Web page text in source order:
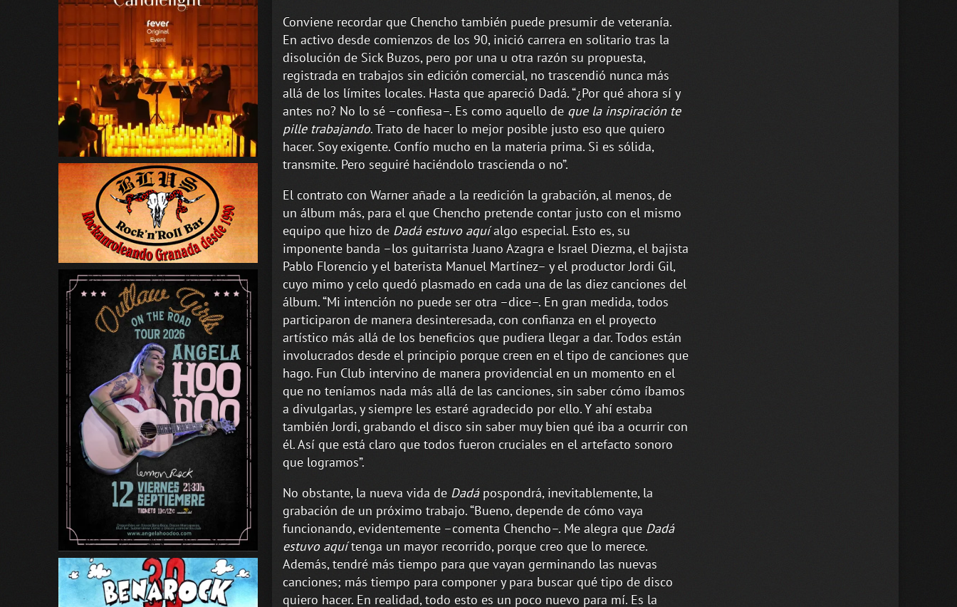
Conviene recordar que Chencho también puede presumir de veteranía.
En activo desde comienzos de los 90, inició carrera en solitario tras la
disolución de Sick Buzos, pero por una u otra razón su propuesta,
registrada en trabajos sin edición comercial, no trascendió nunca más
allá de los límites locales. Hasta que apareció Dadá. “¿Por qué ahora sí y
antes no? No lo sé –confiesa–. Es como aquello de que la inspiración te
pille trabajando. Trato de hacer lo mejor posible justo eso que quiero
hacer. Soy exigente. Confío mucho en la materia prima. Si es sólida,
transmite. Pero seguiré haciéndolo trascienda o no”.
El contrato con Warner añade a la reedición la grabación, al menos, de
un álbum más, para el que Chencho pretende contar justo con el mismo
equipo que hizo de Dadá estuvo aquíalgo especial. Esto es, su
imponente banda –los guitarrista Juano Azagra e Israel Diezma, el bajista
Pablo Florencio y el baterista Manuel Martínez– y el productor Jordi Gil,
cuyo mimo y celo quedó plasmado en cada una de las diez canciones del
álbum. “Mi intención no puede ser otra –dice–. En gran medida, todos
participaron de manera desinteresada, con confianza en el proyecto
artístico más allá de los beneficios que pudiera llegar a dar. Todos están
involucrados desde el principio porque creen en el tipo de canciones que
hago. Fun Club intervino de manera providencial en un momento en el
que no teníamos nada más allá de las canciones, sin saber cómo íbamos
a divulgarlas, y siempre les estaré agradecido por ello. Y ahí estaba
también Jordi, grabando el disco sin saber muy bien qué iba a ocurrir con
él. Así que está claro que todos fueron cruciales en el artefacto sonoro
que logramos”.
No obstante, la nueva vida de Dadápospondrá, inevitablemente, la
grabación de un próximo trabajo. “Bueno, depende de cómo vaya
funcionando, evidentemente –comenta Chencho–. Me alegra que Dadá
estuvo aquítenga un mayor recorrido, porque creo que lo merece.
Además, tendré más tiempo para que vayan germinando las nuevas
canciones; más tiempo para componer y para buscar qué tipo de disco
quiero hacer. En realidad, todo esto es un poco nuevo para mí. Es la